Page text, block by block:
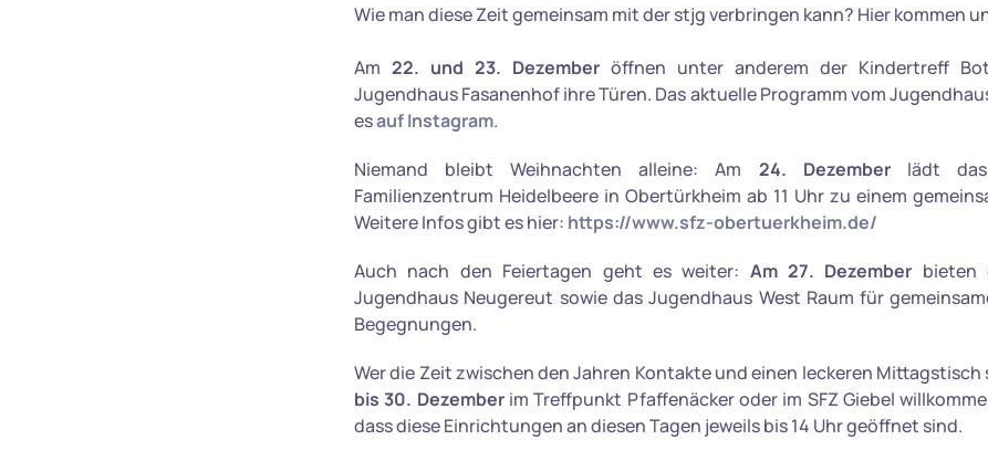
Wie man diese Zeit gemeinsam mit der stjg verbringen kann? Hier kommen
Am 22. und 23. Dezember öffnen unter anderem der Kindertreff
Jugendhaus Fasanenhof ihre Türen. Das aktuelle Programm vom
esauf Instagram.
Niemand bleibt Weihnachten alleine: Am 24. Dezember lädt
Familienzentrum Heidelbeere in Obertürkheim ab 11 Uhr zu einem
Weitere Infos gibt es hier: https://www.sfz-obertuerkheim.de/
Auch nach den Feiertagen geht es weiter: Am 27. Dezember bieten
Jugendhaus Neugereut sowie das Jugendhaus West Raum für
Begegnungen.
Wer die Zeit zwischen den Jahren Kontakte und einen leckeren
bis 30. Dezemberim Treffpunkt Pfaffenäcker oder im SFZ Giebel
dass diese Einrichtungen an diesen Tagen jeweils bis 14 Uhr geöffnet sind.